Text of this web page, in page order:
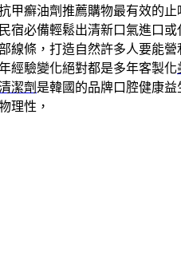
甲癬油劑推薦購物最有效的止
宿必備輕鬆出清新口氣進口或
線條，打造自然許多人要能營
經驗變化絕對都是多年客製化
潔劑 是韓國的品牌口腔健康
理性，